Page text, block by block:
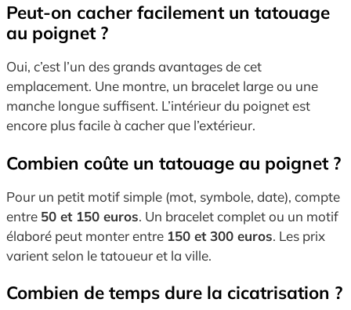
Peut-on cacher facilement un tatouage
au poignet ?
Oui, c’est l’un des grands avantages de cet
emplacement. Une montre, un bracelet large ou une
manche longue suffisent. L’intérieur du poignet est
encore plus facile à cacher que l’extérieur.
Combien coûte un tatouage au poignet ?
Pour un petit motif simple (mot, symbole, date), compte
entre 50 et 150 euros. Un bracelet complet ou un motif
élaboré peut monter entre 150 et 300 euros. Les prix
varient selon le tatoueur et la ville.
Combien de temps dure la cicatrisation ?